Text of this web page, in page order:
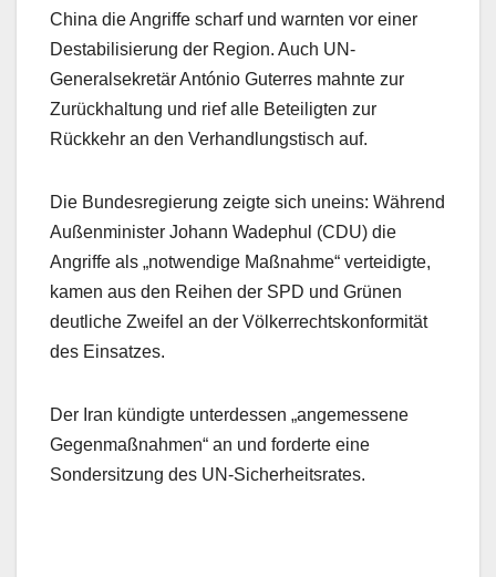
China die Angriffe scharf und warnten vor einer
Destabilisierung der Region. Auch UN-
Generalsekretär António Guterres mahnte zur
Zurückhaltung und rief alle Beteiligten zur
Rückkehr an den Verhandlungstisch auf.
Die Bundesregierung zeigte sich uneins: Während
Außenminister Johann Wadephul (CDU) die
Angriffe als „notwendige Maßnahme“ verteidigte,
kamen aus den Reihen der SPD und Grünen
deutliche Zweifel an der Völkerrechtskonformität
des Einsatzes.
Der Iran kündigte unterdessen „angemessene
Gegenmaßnahmen“ an und forderte eine
Sondersitzung des UN-Sicherheitsrates.